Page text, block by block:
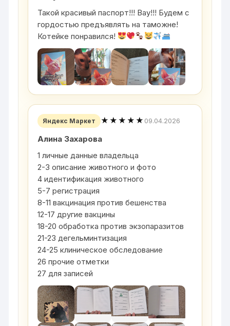
Такой красивый паспорт!!! Вау!!! Будем с
гордостью предъявлять на таможне!
Котейке понравился!
Яндекс Маркет ★★★★★ 09.04.2026
Алина Захарова
1 личные данные владельца
2-3 описание животного и фото
4 идентификация животного
5-7 регистрация
8-11 вакцинация против бешенства
12-17 другие вакцины
18-20 обработка против экзопаразитов
21-23 дегельминтизация
24-25 клиническое обследование
26 прочие отметки
27 для записей